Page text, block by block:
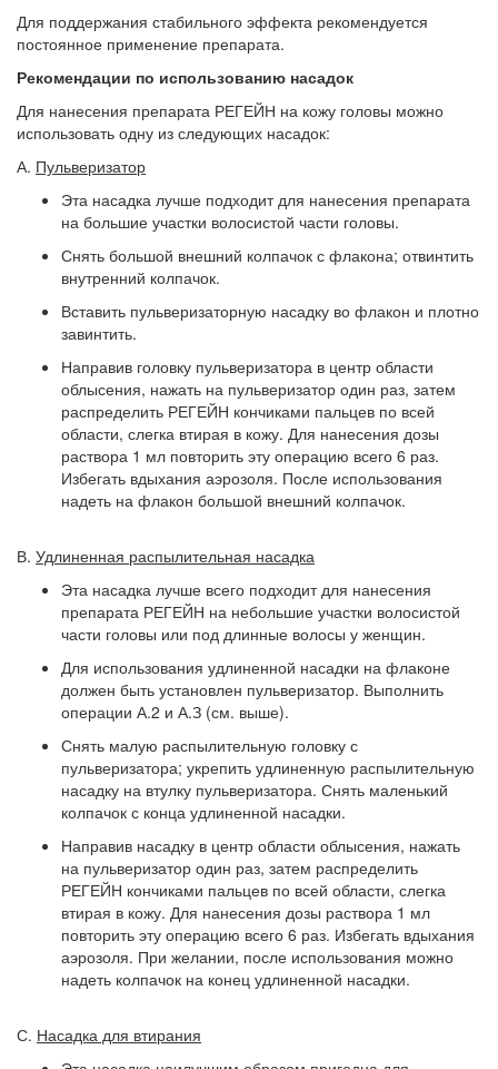
Для поддержания стабильного эффекта рекомендуется
постоянное применение препарата.
Рекомендации по использованию насадок
Для нанесения препарата РЕГЕЙН на кожу головы можно
использовать одну из следующих насадок:
А. Пульверизатор
Эта насадка лучше подходит для нанесения препарата
на большие участки волосистой части головы.
Снять большой внешний колпачок с флакона; отвинтить
внутренний колпачок.
Вставить пульверизаторную насадку во флакон и плотно
завинтить.
Направив головку пульверизатора в центр области
облысения, нажать на пульверизатор один раз, затем
распределить РЕГЕЙН кончиками пальцев по всей
области, слегка втирая в кожу. Для нанесения дозы
раствора 1 мл повторить эту операцию всего 6 раз.
Избегать вдыхания аэрозоля. После использования
надеть на флакон большой внешний колпачок.
В. Удлиненная распылительная насадка
Эта насадка лучше всего подходит для нанесения
препарата РЕГЕЙН на небольшие участки волосистой
части головы или под длинные волосы у женщин.
Для использования удлиненной насадки на флаконе
должен быть установлен пульверизатор. Выполнить
операции А.2 и А.З (см. выше).
Снять малую распылительную головку с
пульверизатора; укрепить удлиненную распылительную
насадку на втулку пульверизатора. Снять маленький
колпачок с конца удлиненной насадки.
Направив насадку в центр области облысения, нажать
на пульверизатор один раз, затем распределить
РЕГЕЙН кончиками пальцев по всей области, слегка
втирая в кожу. Для нанесения дозы раствора 1 мл
повторить эту операцию всего 6 раз. Избегать вдыхания
аэрозоля. При желании, после использования можно
надеть колпачок на конец удлиненной насадки.
С. Насадка для втирания